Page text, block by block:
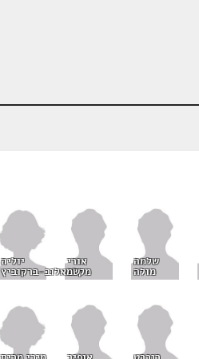
שלמה
מולה
אורי
מקלב
יוליה
שמאלוב-ברקוביץ